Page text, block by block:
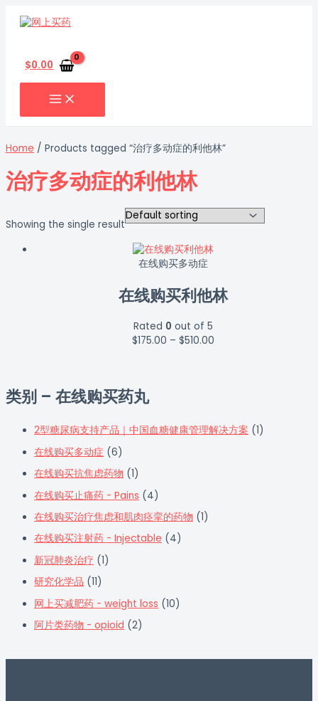
索
$0.00
类别 – 在线购买药丸
2型糖尿病支持产品｜中国血糖健康管理解决方案 (1)
在线购买多动症 (6)
在线购买抗焦虑药物 (1)
在线购买止痛药 - Pains (4)
在线购买治疗焦虑和肌肉痉挛的药物 (1)
在线购买注射药 - Injectable (4)
新冠肺炎治疗 (1)
研究化学品 (11)
网上买减肥药 - weight loss (10)
阿片类药物 - opioid (2)
Home / Products tagged “治疗多动症的利他林”
治疗多动症的利他林
Showing the single result
在线购买多动症
在线购买利他林
Rated 0 out of 5
$175.00 – $510.00